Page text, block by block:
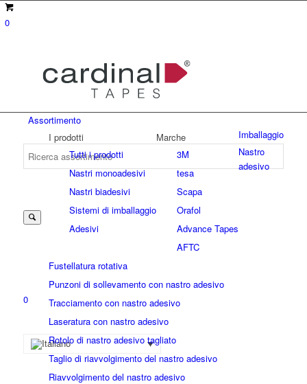
0
0
Assortimento
I prodotti
Tutti i prodotti
Nastri monoadesivi
Nastri biadesivi
Sistemi di imballaggio
Adesivi
Marche
3M
tesa
Scapa
Orafol
Advance Tapes
AFTC
Imballaggio
Nastro
adesivo
Fustellatura rotativa
Punzoni di sollevamento con nastro adesivo
Tracciamento con nastro adesivo
Laseratura con nastro adesivo
Rotolo di nastro adesivo tagliato
Taglio di riavvolgimento del nastro adesivo
Riavvolgimento del nastro adesivo